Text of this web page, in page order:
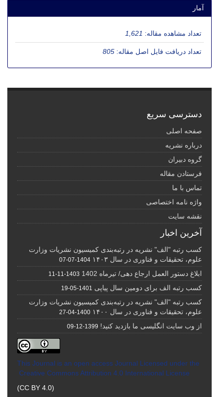
آمار
تعداد مشاهده مقاله: 1,621
تعداد دریافت فایل اصل مقاله: 805
دسترسی سریع
صفحه اصلی
درباره نشریه
گروه دبیران
فرستادن مقاله
تماس با ما
واژه نامه اختصاصی
نقشه سایت
آخرین اخبار
کسب رتبه "الف" نشریه در رتبه‌بندی کمیسیون نشریات وزارت
علوم، تحقیقات و فناوری در سال ۱۴۰۳
1404-07-07
ابلاغ دستور العمل ارجاع دهی/ تیرماه 1402 1403-11-11
کسب رتبه الف برای دومین سال پیاپی 1401-05-19
کسب رتبه "الف" نشریه در رتبه‌بندی کمیسیون نشریات وزارت
علوم، تحقیقات و فناوری در سال ۱۴۰۰
1400-04-27
از وب سایت انگلیسی ما بازدید کنید! 1399-12-09
This Journal is an open access Journal Licensed under the
Creative Commons Attribution 4.0 International License
(CC BY 4.0)